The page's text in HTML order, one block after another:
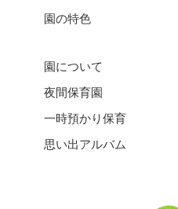
園の特色
園について
夜間保育園
一時預かり保育
思い出アルバム